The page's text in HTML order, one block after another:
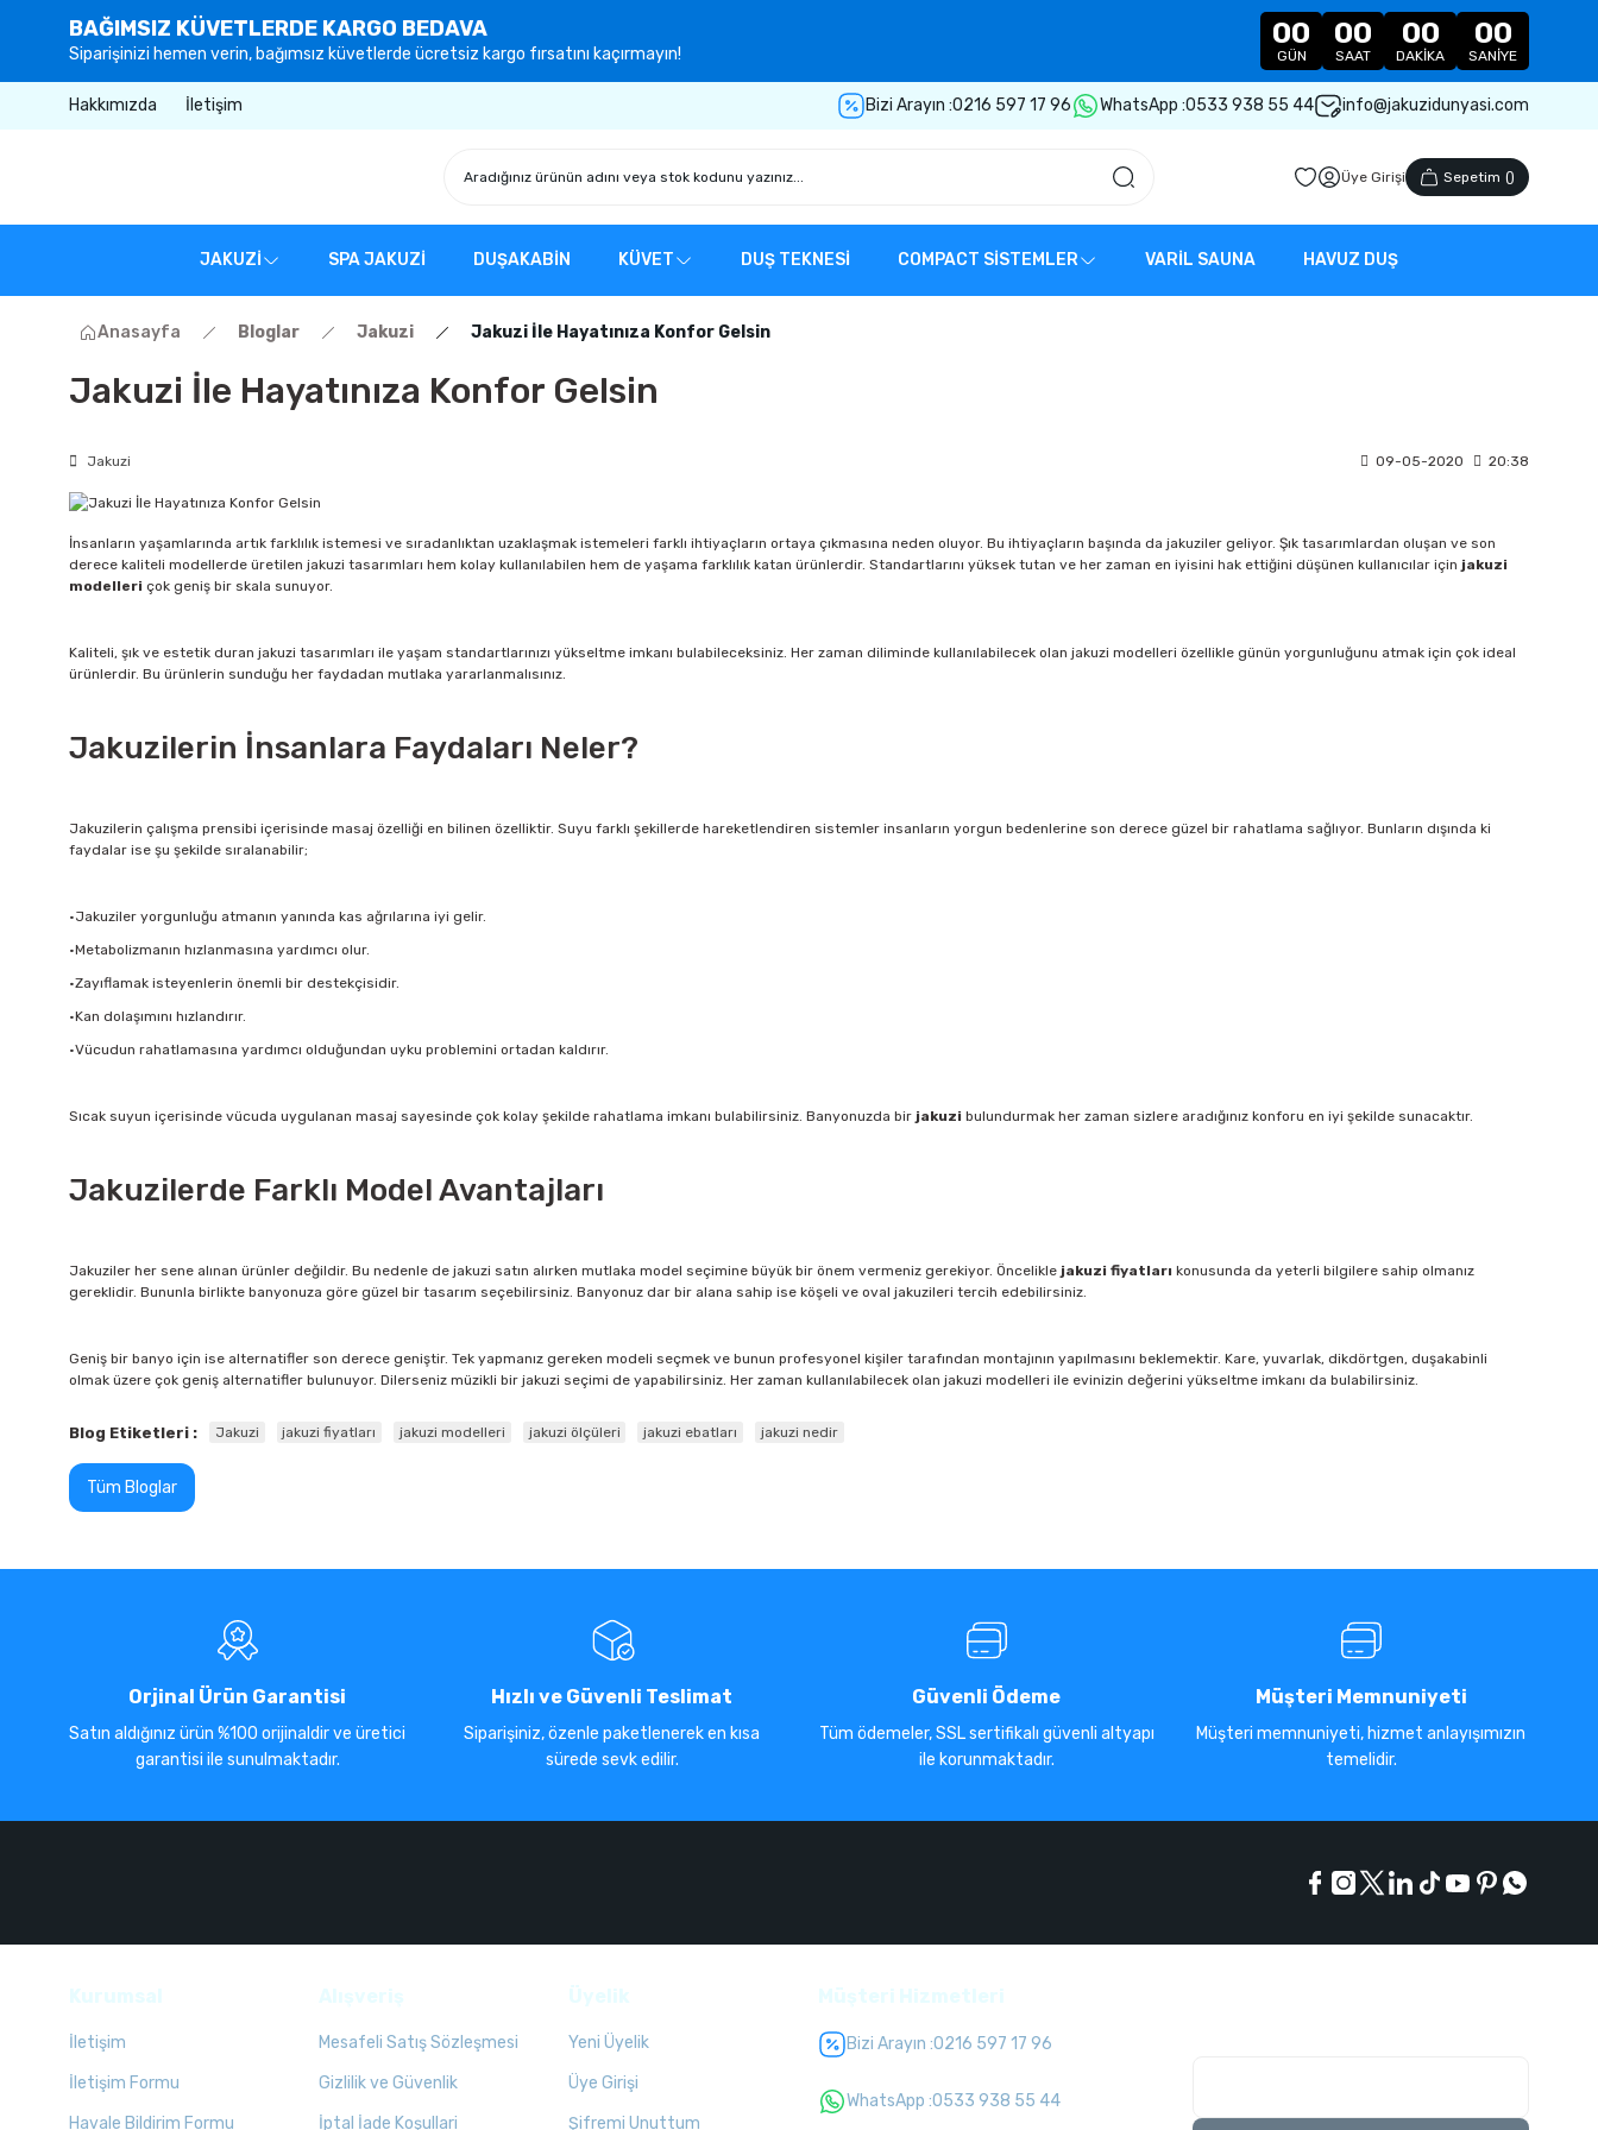
BAĞIMSIZ KÜVETLERDE KARGO BEDAVA
Siparişinizi hemen verin, bağımsız küvetlerde ücretsiz kargo fırsatını kaçırmayın!
00
GÜN
00
SAAT
00
DAKIKA
00
SANIYE
Hakkımızda İletişim Bizi Arayın :0216 597 17 96 WhatsApp :0533 938 55 44 info@jakuzidunyasi.com
Üye Girişi Sepetim ()
JAKUZİ SPA JAKUZİ DUŞAKABİN KÜVET DUŞ TEKNESİ COMPACT SİSTEMLER VARİL SAUNA HAVUZ DUŞ
Anasayfa Bloglar Jakuzi Jakuzi İle Hayatınıza Konfor Gelsin
Jakuzi İle Hayatınıza Konfor Gelsin
Jakuzi 09-05-2020 20:38
İnsanların yaşamlarında artık farklılık istemesi ve sıradanlıktan uzaklaşmak istemeleri farklı ihtiyaçların ortaya çıkmasına neden oluyor. Bu ihtiyaçların başında da jakuziler geliyor. Şık tasarımlardan oluşan ve son
derece kaliteli modellerde üretilen jakuzi tasarımları hem kolay kullanılabilen hem de yaşama farklılık katan ürünlerdir. Standartlarını yüksek tutan ve her zaman en iyisini hak ettiğini düşünen kullanıcılar için jakuzi
modelleri çok geniş bir skala sunuyor.
Kaliteli, şık ve estetik duran jakuzi tasarımları ile yaşam standartlarınızı yükseltme imkanı bulabileceksiniz. Her zaman diliminde kullanılabilecek olan jakuzi modelleri özellikle günün yorgunluğunu atmak için çok ideal
ürünlerdir. Bu ürünlerin sunduğu her faydadan mutlaka yararlanmalısınız.
Jakuzilerin İnsanlara Faydaları Neler?
Jakuzilerin çalışma prensibi içerisinde masaj özelliği en bilinen özelliktir. Suyu farklı şekillerde hareketlendiren sistemler insanların yorgun bedenlerine son derece güzel bir rahatlama sağlıyor. Bunların dışında ki
faydalar ise şu şekilde sıralanabilir;
·Jakuziler yorgunluğu atmanın yanında kas ağrılarına iyi gelir.
·Metabolizmanın hızlanmasına yardımcı olur.
·Zayıflamak isteyenlerin önemli bir destekçisidir.
·Kan dolaşımını hızlandırır.
·Vücudun rahatlamasına yardımcı olduğundan uyku problemini ortadan kaldırır.
Sıcak suyun içerisinde vücuda uygulanan masaj sayesinde çok kolay şekilde rahatlama imkanı bulabilirsiniz. Banyonuzda bir jakuzi bulundurmak her zaman sizlere aradığınız konforu en iyi şekilde sunacaktır.
Jakuzilerde Farklı Model Avantajları
Jakuziler her sene alınan ürünler değildir. Bu nedenle de jakuzi satın alırken mutlaka model seçimine büyük bir önem vermeniz gerekiyor. Öncelikle jakuzi fiyatları konusunda da yeterli bilgilere sahip olmanız
gereklidir. Bununla birlikte banyonuza göre güzel bir tasarım seçebilirsiniz. Banyonuz dar bir alana sahip ise köşeli ve oval jakuzileri tercih edebilirsiniz.
Geniş bir banyo için ise alternatifler son derece geniştir. Tek yapmanız gereken modeli seçmek ve bunun profesyonel kişiler tarafından montajının yapılmasını beklemektir. Kare, yuvarlak, dikdörtgen, duşakabinli
olmak üzere çok geniş alternatifler bulunuyor. Dilerseniz müzikli bir jakuzi seçimi de yapabilirsiniz. Her zaman kullanılabilecek olan jakuzi modelleri ile evinizin değerini yükseltme imkanı da bulabilirsiniz.
Blog Etiketleri : Jakuzi jakuzi fiyatları jakuzi modelleri jakuzi ölçüleri jakuzi ebatları jakuzi nedir
Tüm Bloglar
Orjinal Ürün Garantisi
Satın aldığınız ürün %100 orijinaldir ve üretici
garantisi ile sunulmaktadır.
Hızlı ve Güvenli Teslimat
Siparişiniz, özenle paketlenerek en kısa
sürede sevk edilir.
Güvenli Ödeme
Tüm ödemeler, SSL sertifikalı güvenli altyapı
ile korunmaktadır.
Müşteri Memnuniyeti
Müşteri memnuniyeti, hizmet anlayışımızın
temelidir.
İletişim
İletişim Formu
Havale Bildirim Formu
Mesafeli Satış Sözleşmesi
Gizlilik ve Güvenlik
İptal İade Koşullari
Yeni Üyelik
Üye Girişi
Şifremi Unuttum
Bizi Arayın :0216 597 17 96
WhatsApp :0533 938 55 44